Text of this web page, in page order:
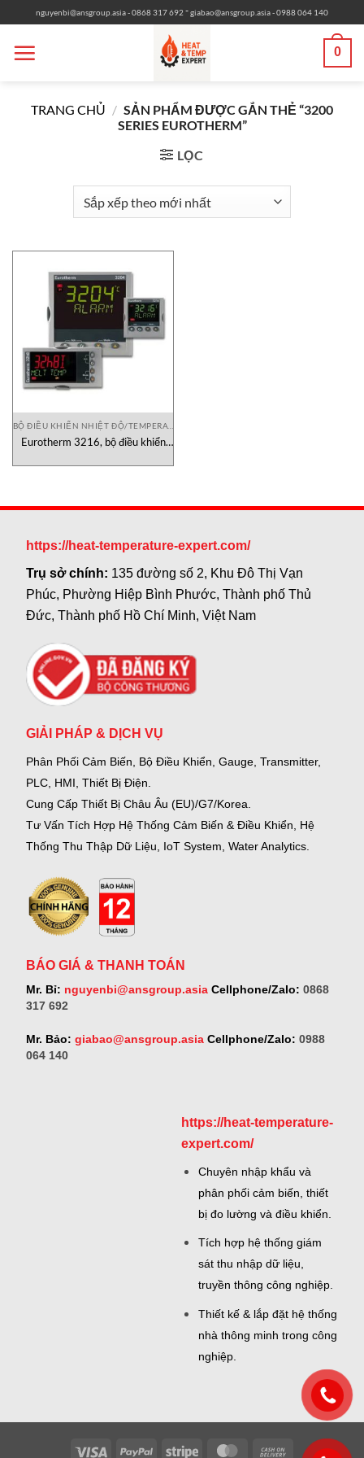
qua
nội
nguyenbi@ansgroup.asia- 0868 317 692 -giabao@ansgroup.asia- 0988 064 140
0
TRANG CHỦ / SẢN PHẨM ĐƯỢC GẮN THẺ “3200
SERIES EUROTHERM”
LỌC
Eurotherm 3216, bộ điều khiển
https://heat-temperature-expert.com/
Trụ sở chính: 135 đường số 2, Khu Đô Thị Vạn
Phúc, Phường Hiệp Bình Phước, Thành phố Thủ
Đức, Thành phố Hồ Chí Minh, Việt Nam
GIẢI PHÁP & DỊCH VỤ
Phân Phối Cảm Biến, Bộ Điều Khiển, Gauge, Transmitter,
PLC, HMI, Thiết Bị Điện.
Cung Cấp Thiết Bị Châu Âu (EU)/G7/Korea.
Tư Vấn Tích Hợp Hệ Thống Cảm Biến & Điều Khiển, Hệ
Thống Thu Thập Dữ Liệu, IoT System, Water Analytics.
BÁO GIÁ & THANH TOÁN
Mr. Bỉ: nguyenbi@ansgroup.asiaCellphone/Zalo: 0868
317 692
Mr. Bảo: giabao@ansgroup.asiaCellphone/Zalo: 0988
064 140
https://heat-temperature-
expert.com/
Chuyên nhập khẩu và
phân phối cảm biến, thiết
bị đo lường và điều khiển.
Tích hợp hệ thống giám
sát thu nhập dữ liệu,
truyền thông công nghiệp.
Thiết kế & lắp đặt hệ thống
nhà thông minh trong công
nghiệp.
Visa PayPal Stripe MasterCardCash